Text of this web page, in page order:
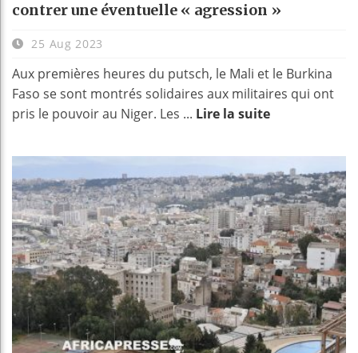
contrer une éventuelle « agression »
25 Aug 2023
Aux premières heures du putsch, le Mali et le Burkina
Faso se sont montrés solidaires aux militaires qui ont
pris le pouvoir au Niger. Les ... Lire la suite